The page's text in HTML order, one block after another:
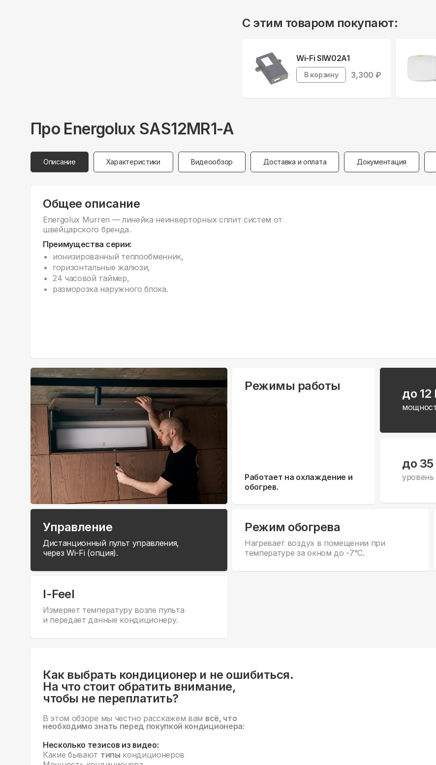
С этим товаром покупают:
Wi-Fi SIW02A1
В корзину 3,300 ₽
Про Energolux SAS12MR1-A
Описание Характеристики Видеообзор Доставка и оплата Документация
Общее описание
Energolux Murren — линейка неинверторных сплит систем от
швейцарского бренда.
Преимущества серии:
ионизированный теплообменник,
горизонтальные жалюзи,
24 часовой таймер,
разморозка наружного блока.
Режимы работы
Работает на охлаждение и
обогрев.
до 12
до
Управление
Дистанционный пульт управления,
через Wi-Fi (опция).
Режим обогрева
Нагревает воздух в помещении при
температуре за окном до -7°С.
I-Feel
Измеряет температуру возле пульта
и передает данные кондиционеру.
Как выбрать кондиционер и не ошибиться.
На что стоит обратить внимание,
чтобы не переплатить?
В этом обзоре мы честно расскажем вам всё, что
необходимо знать перед покупкой кондиционера:
Несколько тезисов из видео:
Какие бывают типы кондиционеров